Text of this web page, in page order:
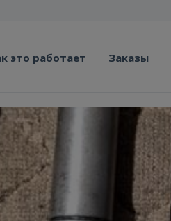
это работает Заказы